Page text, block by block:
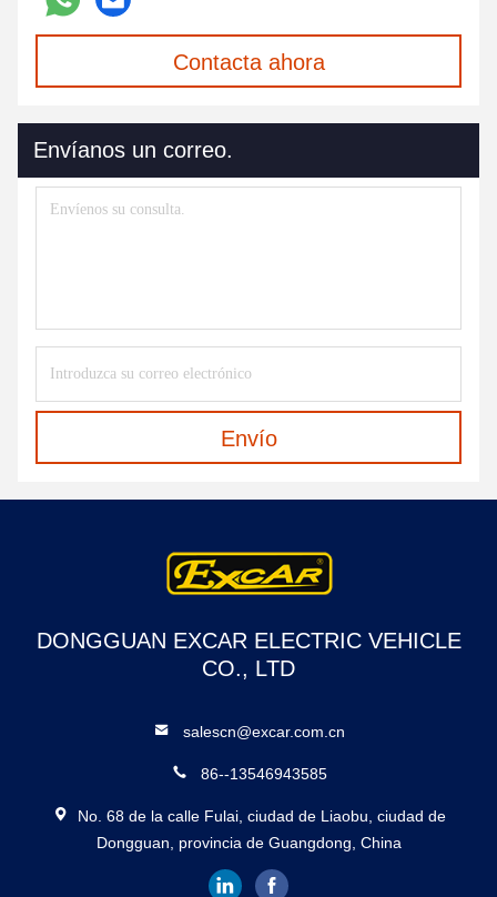
Contacta ahora
Envíanos un correo.
Envío
DONGGUAN EXCAR ELECTRIC VEHICLE
CO., LTD
salescn@excar.com.cn
86--13546943585
No. 68 de la calle Fulai, ciudad de Liaobu, ciudad de
Dongguan, provincia de Guangdong, China